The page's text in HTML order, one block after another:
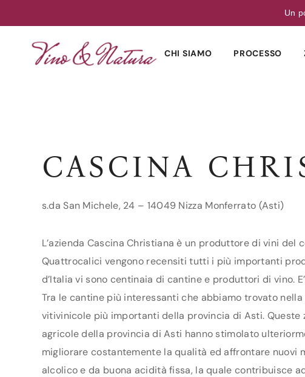
Un
CHI SIAMO PROCESSO
CASCINA
s.da San Michele, 24 – 14049 Nizza Monferrato (Asti)
L’azienda Cascina Christiana è un produttore di vini del
Quattrocalici vengono recensiti tutti i più importanti
d’Italia vi sono centinaia di cantine e produttori di vino.
Tra le cantine più interessanti che abbiamo trovato
vitivinicole più importanti della provincia di Asti.
agricole della provincia di Asti hanno stimolato
migliorare costantemente la qualità ed affrontare nuovi
alcolico e da buona acidità fissa, la quale contribuisce